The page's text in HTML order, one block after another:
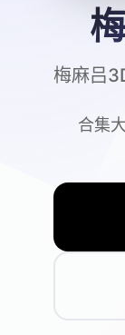
梅麻吕
合集